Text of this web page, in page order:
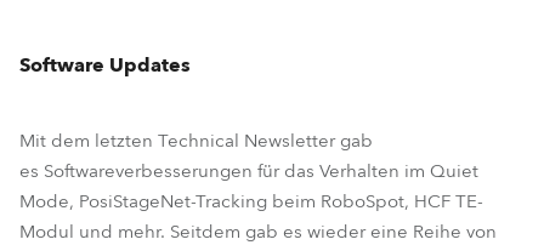
T11 Fresnel™
iPointe65®
Software Updates
Mit dem letzten Technical Newsletter gab
es Softwareverbesserungen für das Verhalten im Quiet
Mode, PosiStageNet-Tracking beim RoboSpot, HCF TE-
Modul und mehr. Seitdem gab es wieder eine Reihe von